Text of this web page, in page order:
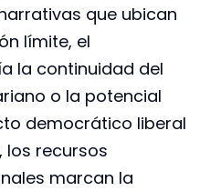
que ubican
límite, el
la continuidad del
o la potencial
democrático liberal
los recursos
marcan la